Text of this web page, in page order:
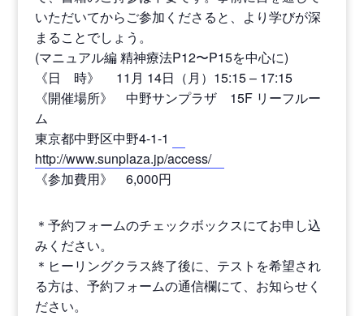
いただいてからご参加くださると、より学びが深
まることでしょう。
(マニュアル編 精神療法P12〜P15を中心に)
《日 時》 11月 14日（月）15:15 – 17:15
《開催場所》 中野サンプラザ 15F リーフルー
ム
東京都中野区中野4-1-1
http://www.sunplaza.jp/access/
《参加費用》 6,000円
＊予約フォームのチェックボックスにてお申し込
みください。
＊ヒーリングクラス終了後に、テストを希望され
る方は、予約フォームの通信欄にて、お知らせく
ださい。